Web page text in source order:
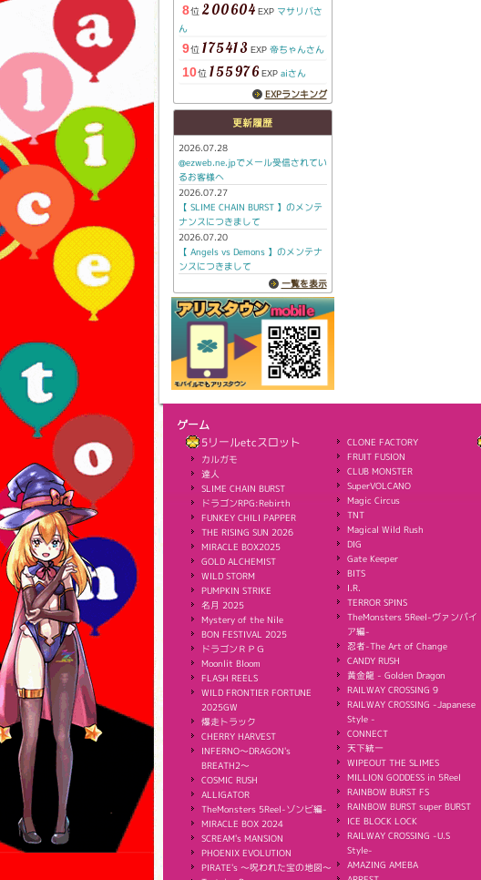
8位 200604 EXP マサリバさ
ん
9位 175413 EXP 帝ちゃんさん
10位 155976 EXP aiさん
EXPランキング
更新履歴
2026.07.28
@ezweb.ne.jpでメール受信されてい
るお客様へ
2026.07.27
【 SLIME CHAIN BURST 】のメンテ
ナンスにつきまして
2026.07.20
【 Angels vs Demons 】のメンテナ
ンスにつきまして
一覧を表示
ゲーム
5リールetcスロット
カルガモ
達人
SLIME CHAIN BURST
ドラゴンRPG:Rebirth
FUNKEY CHILI PAPPER
THE RISING SUN 2026
MIRACLE BOX2025
GOLD ALCHEMIST
WILD STORM
PUMPKIN STRIKE
名月 2025
Mystery of the Nile
BON FESTIVAL 2025
ドラゴンＲＰＧ
Moonlit Bloom
FLASH REELS
WILD FRONTIER FORTUNE
2025GW
爆走トラック
CHERRY HARVEST
INFERNO〜DRAGON's
BREATH2〜
COSMIC RUSH
ALLIGATOR
TheMonsters 5Reel-ゾンビ編-
MIRACLE BOX 2024
SCREAM's MANSION
PHOENIX EVOLUTION
PIRATE's 〜呪われた宝の地図〜
CLONE FACTORY
FRUIT FUSION
CLUB MONSTER
SuperVOLCANO
Magic Circus
TNT
Magical Wild Rush
DIG
Gate Keeper
BITS
I.R.
TERROR SPINS
TheMonsters 5Reel-ヴァンパイ
ア編-
忍者-The Art of Change
CANDY RUSH
黄金龍 - Golden Dragon
RAILWAY CROSSING 9
RAILWAY CROSSING -Japanese
Style -
CONNECT
天下統一
WIPEOUT THE SLIMES
MILLION GODDESS in 5Reel
RAINBOW BURST FS
RAINBOW BURST super BURST
ICE BLOCK LOCK
RAILWAY CROSSING -U.S
Style-
AMAZING AMEBA